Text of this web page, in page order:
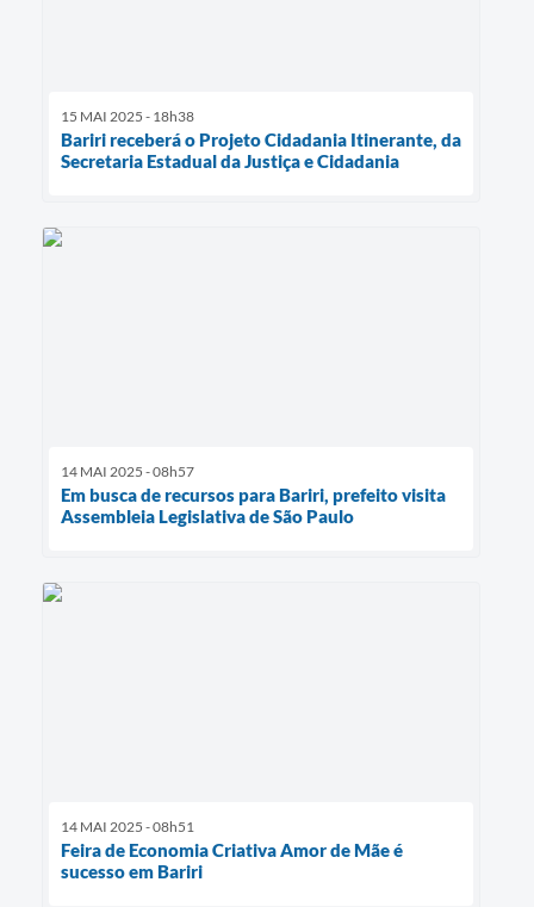
15 MAI 2025 - 18h38
Bariri receberá o Projeto Cidadania Itinerante, da
Secretaria Estadual da Justiça e Cidadania
14 MAI 2025 - 08h57
Em busca de recursos para Bariri, prefeito visita
Assembleia Legislativa de São Paulo
14 MAI 2025 - 08h51
Feira de Economia Criativa Amor de Mãe é
sucesso em Bariri